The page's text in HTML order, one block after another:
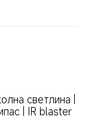
светлина |
| IR blaster